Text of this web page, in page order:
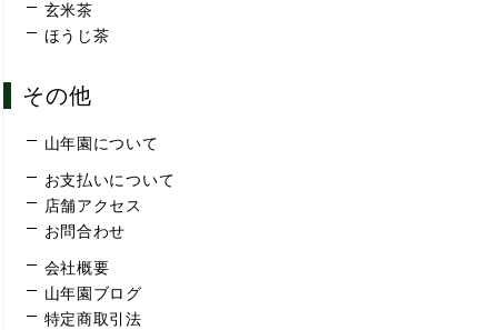
玄米茶
ほうじ茶
その他
山年園について
お支払いについて
店舗アクセス
お問合わせ
会社概要
山年園ブログ
特定商取引法